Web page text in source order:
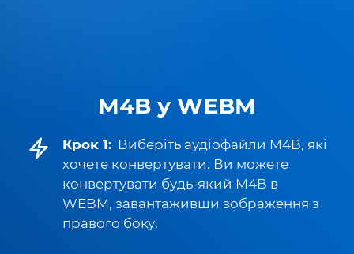
M4B у WEBM
Крок 1: Виберіть аудіофайли M4B, які
хочете конвертувати. Ви можете
конвертувати будь-який M4B в
WEBM, завантаживши зображення з
правого боку.